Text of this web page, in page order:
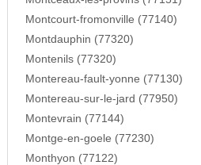
Montcourt-fromonville (77140)
Montdauphin (77320)
Montenils (77320)
Montereau-fault-yonne (77130)
Montereau-sur-le-jard (77950)
Montevrain (77144)
Montge-en-goele (77230)
Monthyon (77122)